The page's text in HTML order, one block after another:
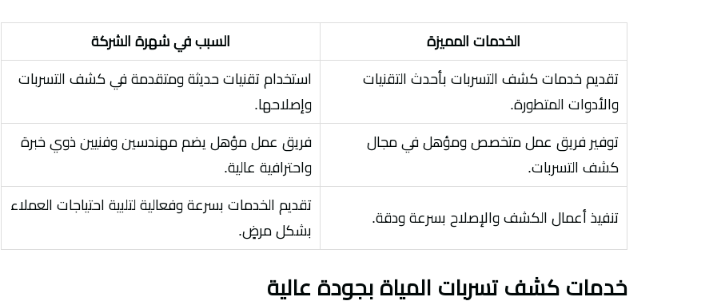
الخدمات المميزة السبب في شهرة الشركة
تقديم خدمات كشف التسربات بأحدث التقنيات
والأدوات المتطورة.
استخدام تقنيات حديثة ومتقدمة في كشف التسربات
وإصلاحها.
توفير فريق عمل متخصص ومؤهل في مجال
كشف التسربات.
فريق عمل مؤهل يضم مهندسين وفنيين ذوي خبرة
واحترافية عالية.
تنفيذ أعمال الكشف والإصلاح بسرعة ودقة.
تقديم الخدمات بسرعة وفعالية لتلبية احتياجات العملاء
بشكل مرضٍ.
خدمات كشف تسربات المياة بجودة عالية